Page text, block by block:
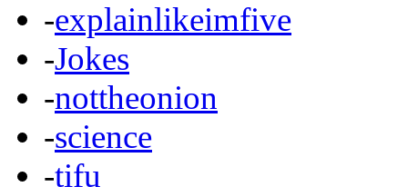
-explainlikeimfive
-Jokes
-nottheonion
-science
-tifu